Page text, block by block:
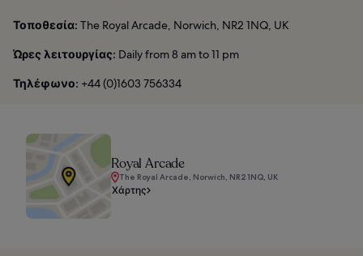
Τοποθεσία: The Royal Arcade, Norwich, NR2 1NQ, UK
Ώρες λειτουργίας: Daily from 8 am to 11 pm
Τηλέφωνο: +44 (0)1603 756334
Royal Arcade
The Royal Arcade, Norwich, NR2 1NQ, UK
Χάρτης